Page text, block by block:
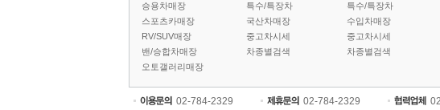
승용차매장
스포츠카매장
RV/SUV매장
밴/승합차매장
오토갤러리매장
특수/특장차
국산차매장
중고차시세
차종별검색
특수/특장차
수입차매장
중고차시세
차종별검색
02-784-2329 02-784-2329